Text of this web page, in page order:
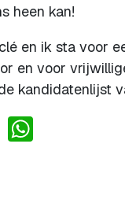
heen kan!
en ik sta voor
en voor
kandidatenlijst
LinkedIn